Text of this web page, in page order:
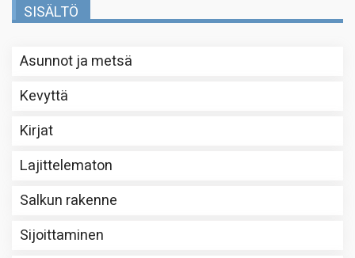
SISÄLTÖ
Asunnot ja metsä
Kevyttä
Kirjat
Lajittelematon
Salkun rakenne
Sijoittaminen